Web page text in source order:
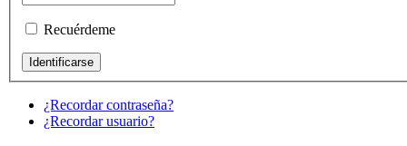
Recuérdeme
¿Recordar contraseña?
¿Recordar usuario?